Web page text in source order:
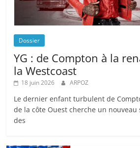
Dossier
YG : de Compton à la
la Westcoast
18 juin 2026 ARPOZ
Le dernier enfant turbulent de
de la côte Ouest cherche un
des